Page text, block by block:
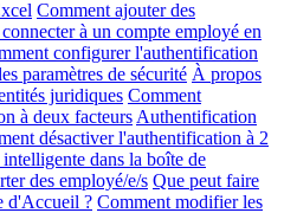
Comment ajouter des
à un compte employé en
configurer l'authentification
paramètres de sécurité À propos
juridiques Comment
à deux facteurs Authentification
désactiver l'authentification à 2
dans la boîte de
des employé/e/s Que peut faire
d'Accueil ? Comment modifier les